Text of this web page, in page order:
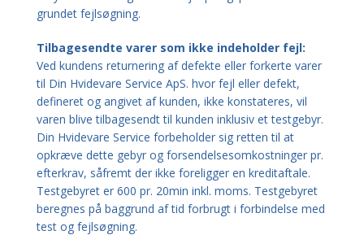
grundet fejlsøgning.
Tilbagesendte varer som ikke indeholder fejl:
Ved kundens returnering af defekte eller forkerte varer
til Din Hvidevare Service ApS. hvor fejl eller defekt,
defineret og angivet af kunden, ikke konstateres, vil
varen blive tilbagesendt til kunden inklusiv et testgebyr.
Din Hvidevare Service forbeholder sig retten til at
opkræve dette gebyr og forsendelsesomkostninger pr.
efterkrav, såfremt der ikke foreligger en kreditaftale.
Testgebyret er 600 pr. 20min inkl. moms. Testgebyret
beregnes på baggrund af tid forbrugt i forbindelse med
test og fejlsøgning.